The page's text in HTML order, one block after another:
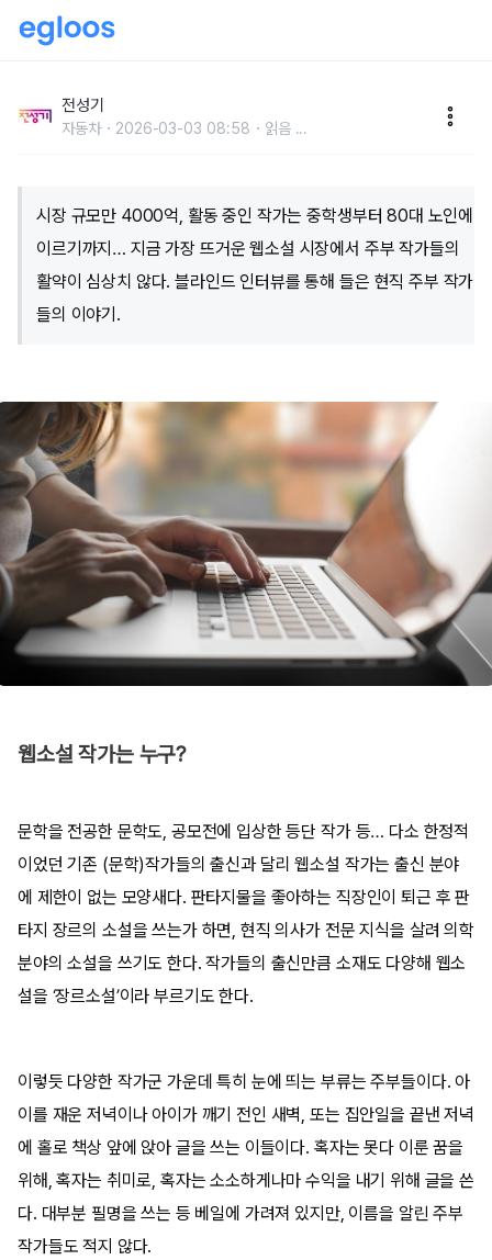
는 주부들
전성기
자동차 2026-03-03 08:58 읽음 ...
시장 규모만 4000억, 활동 중인 작가는 중학생부터 80대 노인에
이르기까지… 지금 가장 뜨거운 웹소설 시장에서 주부 작가들의
활약이 심상치 않다. 블라인드 인터뷰를 통해 들은 현직 주부 작가
들의 이야기.
웹소설 작가는 누구?
문학을 전공한 문학도, 공모전에 입상한 등단 작가 등… 다소 한정적
이었던 기존 (문학)작가들의 출신과 달리 웹소설 작가는 출신 분야
에 제한이 없는 모양새다. 판타지물을 좋아하는 직장인이 퇴근 후 판
타지 장르의 소설을 쓰는가 하면, 현직 의사가 전문 지식을 살려 의학
분야의 소설을 쓰기도 한다. 작가들의 출신만큼 소재도 다양해 웹소
설을 ‘장르소설’이라 부르기도 한다.
이렇듯 다양한 작가군 가운데 특히 눈에 띄는 부류는 주부들이다. 아
이를 재운 저녁이나 아이가 깨기 전인 새벽, 또는 집안일을 끝낸 저녁
에 홀로 책상 앞에 앉아 글을 쓰는 이들이다. 혹자는 못다 이룬 꿈을
위해, 혹자는 취미로, 혹자는 소소하게나마 수익을 내기 위해 글을 쓴
다. 대부분 필명을 쓰는 등 베일에 가려져 있지만, 이름을 알린 주부
작가들도 적지 않다.